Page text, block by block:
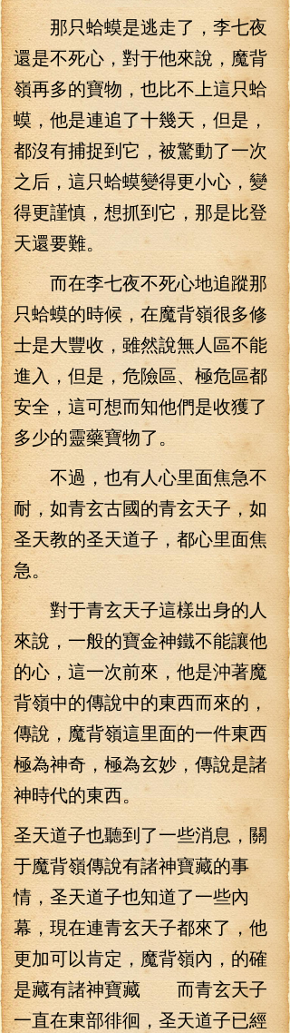
那只蛤蟆是逃走了，李七夜
還是不死心，對于他來說，魔背
嶺再多的寶物，也比不上這只蛤
蟆，他是連追了十幾天，但是，
都沒有捕捉到它，被驚動了一次
之后，這只蛤蟆變得更小心，變
得更謹慎，想抓到它，那是比登
天還要難。
而在李七夜不死心地追蹤那
只蛤蟆的時候，在魔背嶺很多修
士是大豐收，雖然說無人區不能
進入，但是，危險區、極危區都
安全，這可想而知他們是收獲了
多少的靈藥寶物了。
不過，也有人心里面焦急不
耐，如青玄古國的青玄天子，如
圣天教的圣天道子，都心里面焦
急。
對于青玄天子這樣出身的人
來說，一般的寶金神鐵不能讓他
的心，這一次前來，他是沖著魔
背嶺中的傳說中的東西而來的，
傳說，魔背嶺這里面的一件東西
極為神奇，極為玄妙，傳說是諸
神時代的東西。
圣天道子也聽到了一些消息，關
于魔背嶺傳說有諸神寶藏的事
情，圣天道子也知道了一些內
幕，現在連青玄天子都來了，他
更加可以肯定，魔背嶺內，的確
是藏有諸神寶藏 而青玄天子
一直在東部徘徊，圣天道子已經